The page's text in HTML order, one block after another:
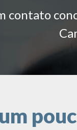
contato